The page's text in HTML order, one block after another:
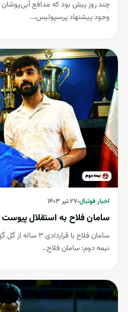
چند روز پیش بود که مدافع آبی‌پوشان
وجود پیشنهاد پرسپولیس،…
اخبار فوتبال۲۷ تیر ۱۴۰۳
سامان فلاح به استقلال پیوست
سامان فلاح با
نیمه دوم؛ سامان فلاح…